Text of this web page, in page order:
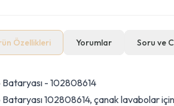
Özellikleri Yorumlar Soru ve
- 102808614
102808614, çanak lavabolar